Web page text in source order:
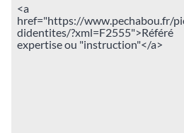
<a
href="https://www.pechabou.fr/
didentites/?xml=F2555">Référé
expertise ou "instruction"</a>